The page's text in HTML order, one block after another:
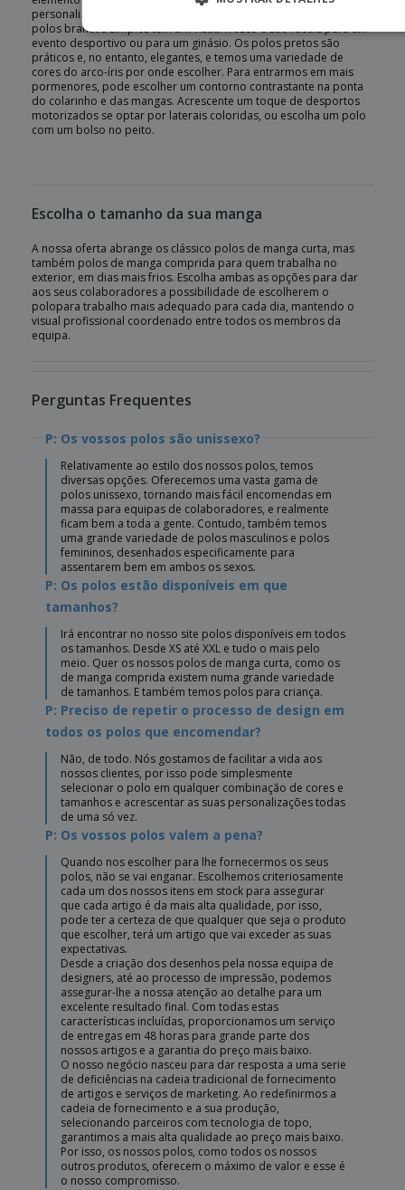
personalizados, e há outras opções disponíveis também. Os
polos brancos simples têm um visual fresco e são ideais para um
evento desportivo ou para um ginásio. Os polos pretos são
práticos e, no entanto, elegantes, e temos uma variedade de
cores do arco-íris por onde escolher. Para entrarmos em mais
pormenores, pode escolher um contorno contrastante na ponta
do colarinho e das mangas. Acrescente um toque de desportos
motorizados se optar por laterais coloridas, ou escolha um polo
com um bolso no peito.
Escolha o tamanho da sua manga
A nossa oferta abrange os clássico polos de manga curta, mas
também polos de manga comprida para quem trabalha no
exterior, em dias mais frios. Escolha ambas as opções para dar
aos seus colaboradores a possibilidade de escolherem o
polopara trabalho mais adequado para cada dia, mantendo o
visual profissional coordenado entre todos os membros da
equipa.
Perguntas Frequentes
P: Os vossos polos são unissexo?
Relativamente ao estilo dos nossos polos, temos
diversas opções. Oferecemos uma vasta gama de
polos unissexo, tornando mais fácil encomendas em
massa para equipas de colaboradores, e realmente
ficam bem a toda a gente. Contudo, também temos
uma grande variedade de polos masculinos e polos
femininos, desenhados especificamente para
assentarem bem em ambos os sexos.
P: Os polos estão disponíveis em que
tamanhos?
Irá encontrar no nosso site polos disponíveis em todos
os tamanhos. Desde XS até XXL e tudo o mais pelo
meio. Quer os nossos polos de manga curta, como os
de manga comprida existem numa grande variedade
de tamanhos. E também temos polos para criança.
P: Preciso de repetir o processo de design em
todos os polos que encomendar?
Não, de todo. Nós gostamos de facilitar a vida aos
nossos clientes, por isso pode simplesmente
selecionar o polo em qualquer combinação de cores e
tamanhos e acrescentar as suas personalizações todas
de uma só vez.
P: Os vossos polos valem a pena?
Quando nos escolher para lhe fornecermos os seus
polos, não se vai enganar. Escolhemos criteriosamente
cada um dos nossos itens em stock para assegurar
que cada artigo é da mais alta qualidade, por isso,
pode ter a certeza de que qualquer que seja o produto
que escolher, terá um artigo que vai exceder as suas
expectativas.
Desde a criação dos desenhos pela nossa equipa de
designers, até ao processo de impressão, podemos
assegurar-lhe a nossa atenção ao detalhe para um
excelente resultado final. Com todas estas
características incluídas, proporcionamos um serviço
de entregas em 48 horas para grande parte dos
nossos artigos e a garantia do preço mais baixo.
O nosso negócio nasceu para dar resposta a uma serie
de deficiências na cadeia tradicional de fornecimento
de artigos e serviços de marketing. Ao redefinirmos a
cadeia de fornecimento e a sua produção,
selecionando parceiros com tecnologia de topo,
garantimos a mais alta qualidade ao preço mais baixo.
Por isso, os nossos polos, como todos os nossos
outros produtos, oferecem o máximo de valor e esse é
o nosso compromisso.